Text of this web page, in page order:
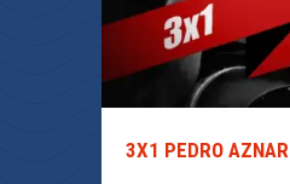
3X1 PEDRO AZNAR